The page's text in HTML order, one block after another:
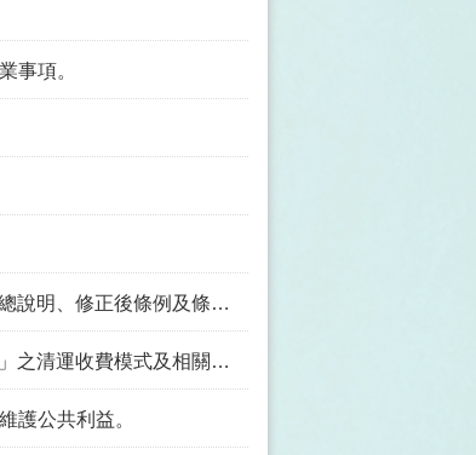
事項。
正後條例及條例逐條說明表
關規定，並自公告日起生效。
護公共利益。